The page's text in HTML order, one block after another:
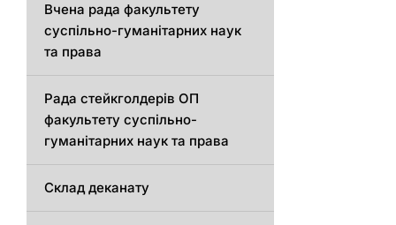
Вчена рада факультету
суспільно-гуманітарних наук
та права
Рада стейкголдерів ОП
факультету суспільно-
гуманітарних наук та права
Склад деканату